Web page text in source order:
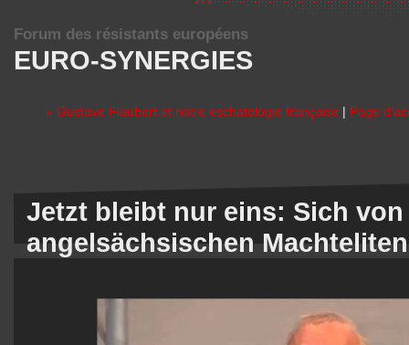
EURO-SYNERGIES
Forum des résistants européens
« Gustave Flaubert et notre eschatologie française | Page
Jetzt bleibt nur eins: Sich von
angelsächsischen